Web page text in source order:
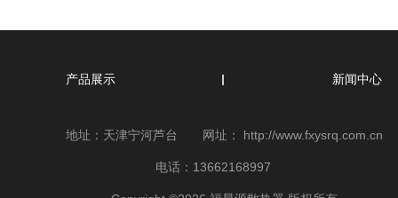
产品展示 新闻中心
地址：天津宁河芦台 网址： http://www.fxysrq.com.cn
电话：13662168997